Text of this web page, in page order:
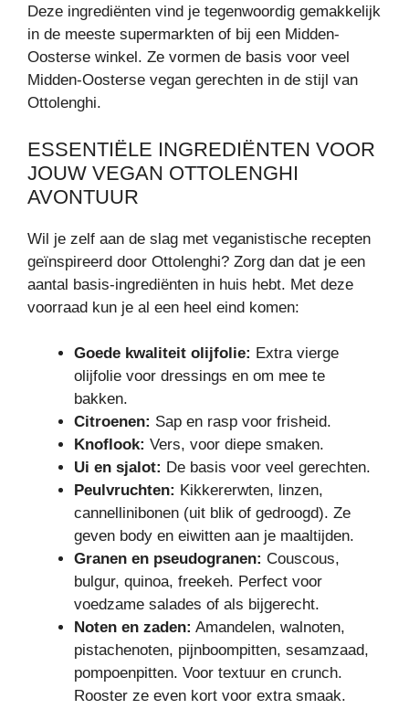
Deze ingrediënten vind je tegenwoordig gemakkelijk
in de meeste supermarkten of bij een Midden-
Oosterse winkel. Ze vormen de basis voor veel
Midden-Oosterse vegan gerechten in de stijl van
Ottolenghi.
ESSENTIËLE INGREDIËNTEN VOOR
JOUW VEGAN OTTOLENGHI
AVONTUUR
Wil je zelf aan de slag met veganistische recepten
geïnspireerd door Ottolenghi? Zorg dan dat je een
aantal basis-ingrediënten in huis hebt. Met deze
voorraad kun je al een heel eind komen:
Goede kwaliteit olijfolie: Extra vierge
olijfolie voor dressings en om mee te
bakken.
Citroenen: Sap en rasp voor frisheid.
Knoflook: Vers, voor diepe smaken.
Ui en sjalot: De basis voor veel gerechten.
Peulvruchten: Kikkererwten, linzen,
cannellinibonen (uit blik of gedroogd). Ze
geven body en eiwitten aan je maaltijden.
Granen en pseudogranen: Couscous,
bulgur, quinoa, freekeh. Perfect voor
voedzame salades of als bijgerecht.
Noten en zaden: Amandelen, walnoten,
pistachenoten, pijnboompitten, sesamzaad,
pompoenpitten. Voor textuur en crunch.
Rooster ze even kort voor extra smaak.